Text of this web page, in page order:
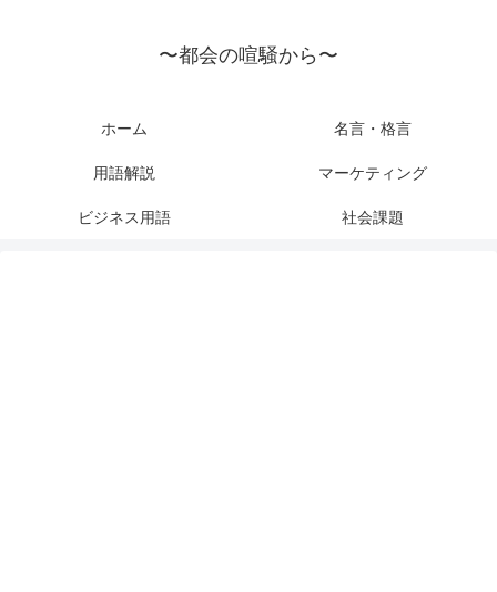
〜都会の喧騒から〜
ホーム 名言・格言
用語解説 マーケティング
ビジネス用語 社会課題